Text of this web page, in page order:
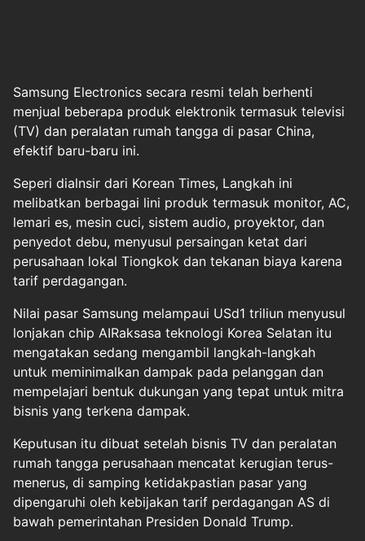
Samsung Electronics secara resmi telah berhenti
menjual beberapa produk elektronik termasuk televisi
(TV) dan peralatan rumah tangga di pasar China,
efektif baru-baru ini.
Seperi dialnsir dari Korean Times, Langkah ini
melibatkan berbagai lini produk termasuk monitor, AC,
lemari es, mesin cuci, sistem audio, proyektor, dan
penyedot debu, menyusul persaingan ketat dari
perusahaan lokal Tiongkok dan tekanan biaya karena
tarif perdagangan.
Nilai pasar Samsung melampaui USd1 triliun menyusul
lonjakan chip AIRaksasa teknologi Korea Selatan itu
mengatakan sedang mengambil langkah-langkah
untuk meminimalkan dampak pada pelanggan dan
mempelajari bentuk dukungan yang tepat untuk mitra
bisnis yang terkena dampak.
Keputusan itu dibuat setelah bisnis TV dan peralatan
rumah tangga perusahaan mencatat kerugian terus-
menerus, di samping ketidakpastian pasar yang
dipengaruhi oleh kebijakan tarif perdagangan AS di
bawah pemerintahan Presiden Donald Trump.